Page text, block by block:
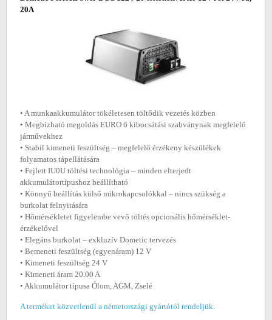
20A
• A munkaakkumulátor tökéletesen töltődik vezetés közben
• Megbízható megoldás EURO 6 kibocsátási szabványnak megfelelő
járművekhez
• Stabil kimeneti feszültség – megfelelő érzékeny készülékek
folyamatos tápellátására
• Fejlett IU0U töltési technológia – minden elterjedt
akkumulátortípushoz beállítható
• Könnyű beállítás külső mikrokapcsolókkal – nincs szükség a
burkolat felnyitására
• Hőmérsékletet figyelembe vevő töltés opcionális hőmérséklet-
érzékelővel
• Elegáns burkolat – exkluzív Dometic tervezés
• Bemeneti feszültség (egyenáram) 12 V
• Kimeneti feszültség 24 V
• Kimeneti áram 20.00 A
• Akkumulátor típusa Ólom, AGM, Zselé
A terméket közvetlenül a németországi gyártótól rendeljük.